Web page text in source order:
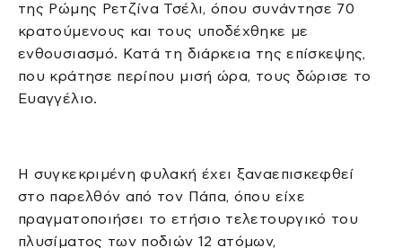
της Ρώμης Ρετζίνα Τσέλι, όπου συνάντησε 70
κρατούμενους και τους υποδέχθηκε με
ενθουσιασμό. Κατά τη διάρκεια της επίσκεψης,
που κράτησε περίπου μισή ώρα, τους δώρισε το
Ευαγγέλιο.
Η συγκεκριμένη φυλακή έχει ξαναεπισκεφθεί
στο παρελθόν από τον Πάπα, όπου είχε
πραγματοποιήσει το ετήσιο τελετουργικό του
πλυσίματος των ποδιών 12 ατόμων,